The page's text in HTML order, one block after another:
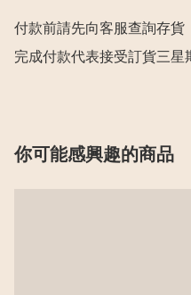
付款前請先向客服查詢存貨
完成付款代表接受訂貨三星
你可能感興趣的商品